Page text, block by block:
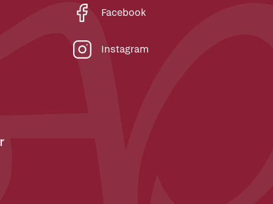
Facebook
Instagram